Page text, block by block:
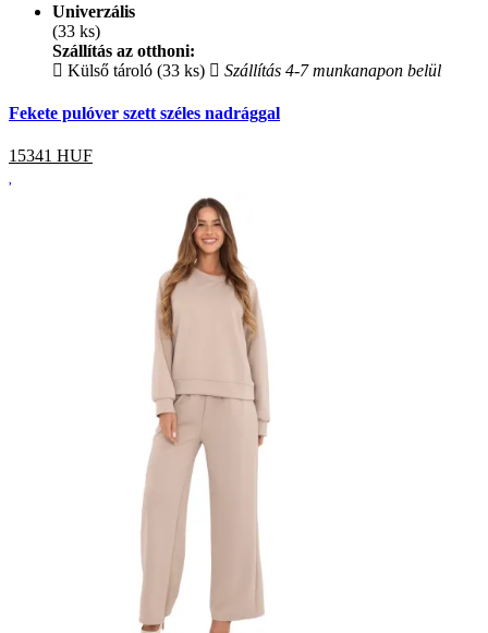
Univerzális
(33 ks)
Szállítás az otthoni:
Külső tároló (33 ks)
Szállítás 4-7 munkanapon belül
Fekete pulóver szett széles nadrággal
15341 HUF